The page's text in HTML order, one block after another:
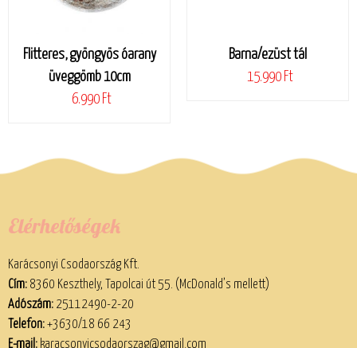
Flitteres, gyöngyös óarany
üveggömb 10cm
6.990 Ft
Barna/ezüst tál
15.990 Ft
Elérhetőségek
Karácsonyi Csodaország Kft.
Cím:8360 Keszthely, Tapolcai út 55. (McDonald’s mellett)
Adószám:25112490-2-20
Telefon:+3630/18 66 243
E-mail: karacsonyicsodaorszag@gmail.com